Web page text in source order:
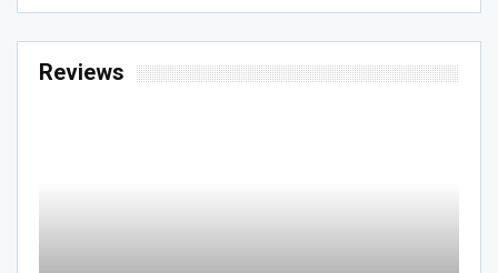
Reviews